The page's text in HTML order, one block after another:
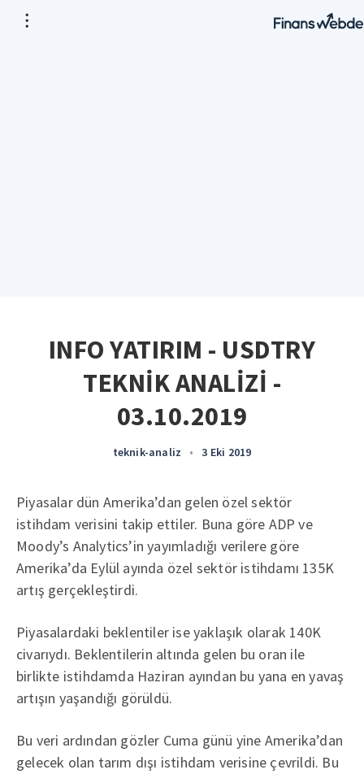
INFO YATIRIM - USDTRY
TEKNİK ANALİZİ -
03.10.2019
teknik-analiz • 3 Eki 2019
Piyasalar dün Amerika’dan gelen özel sektör
istihdam verisini takip ettiler. Buna göre ADP ve
Moody’s Analytics’in yayımladığı verilere göre
Amerika’da Eylül ayında özel sektör istihdamı 135K
artış gerçekleştirdi.
Piyasalardaki beklentiler ise yaklaşık olarak 140K
civarıydı. Beklentilerin altında gelen bu oran ile
birlikte istihdamda Haziran ayından bu yana en yavaş
artışın yaşandığı görüldü.
Bu veri ardından gözler Cuma günü yine Amerika’dan
gelecek olan tarım dışı istihdam verisine çevrildi. Bu